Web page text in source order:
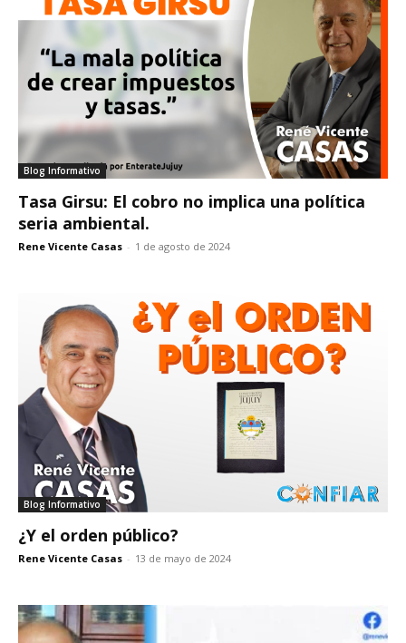
Blog Informativo
Tasa Girsu: El cobro no implica una política
seria ambiental.
Rene Vicente Casas - 1 de agosto de 2024
Blog Informativo
¿Y el orden público?
Rene Vicente Casas - 13 de mayo de 2024